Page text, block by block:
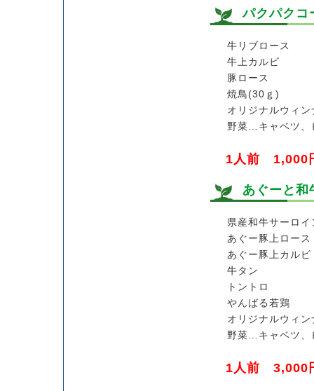
パクパクコ
牛リブロース
牛上カルビ
豚ロース
焼鳥(30ｇ)
オリジナルウィン
野菜…キャベツ、
1人前 1,000
あぐーと和
県産和牛サーロイ
あぐー豚上ロース
あぐー豚上カルビ
牛タン
トントロ
やんばる若鶏
オリジナルウィン
野菜…キャベツ、
1人前 3,000